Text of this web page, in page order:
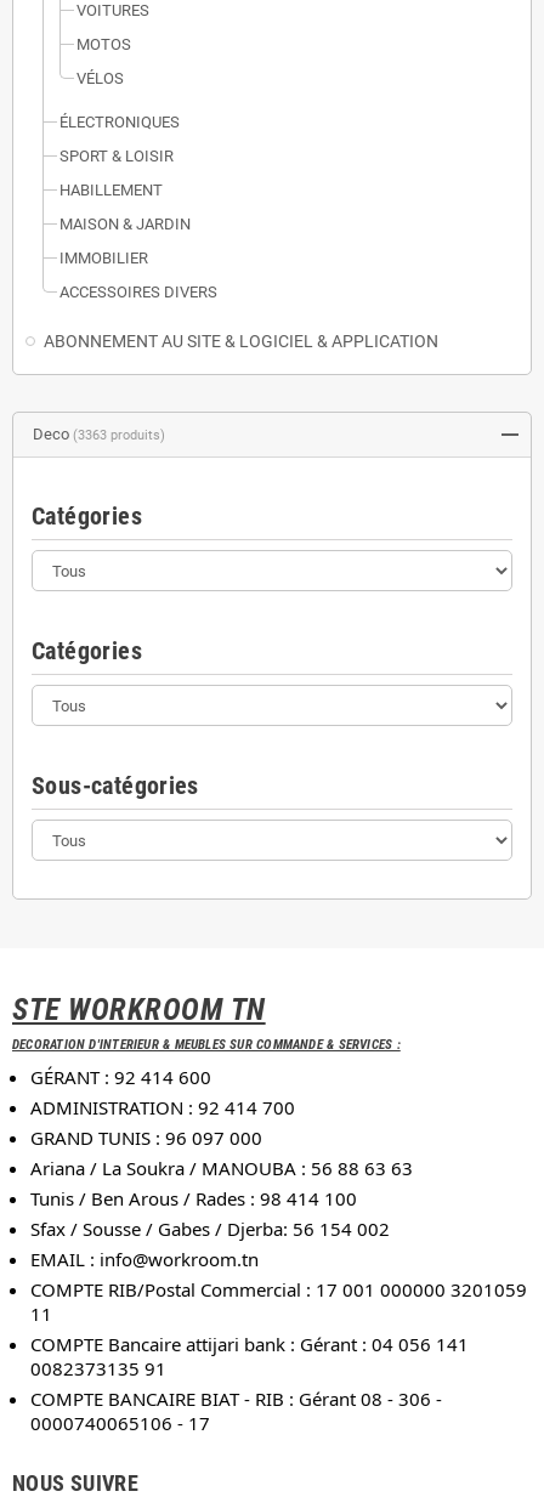
VOITURES
MOTOS
VÉLOS
ÉLECTRONIQUES
SPORT & LOISIR
HABILLEMENT
MAISON & JARDIN
IMMOBILIER
ACCESSOIRES DIVERS
ABONNEMENT AU SITE & LOGICIEL & APPLICATION
Deco (3363 produits)
Catégories
Catégories
Sous-catégories
STE WORKROOM TN
DECORATION D'INTERIEUR & MEUBLES SUR COMMANDE & SERVICES :
GÉRANT : 92 414 600
ADMINISTRATION : 92 414 700
GRAND TUNIS : 96 097 000
Ariana / La Soukra / MANOUBA : 56 88 63 63
Tunis / Ben Arous / Rades : 98 414 100
Sfax / Sousse / Gabes / Djerba: 56 154 002
EMAIL : info@workroom.tn
COMPTE RIB/Postal Commercial : 17 001 000000 3201059
11
COMPTE Bancaire attijari bank : Gérant : 04 056 141
0082373135 91
COMPTE BANCAIRE BIAT - RIB : Gérant 08 - 306 -
0000740065106 - 17
NOUS SUIVRE